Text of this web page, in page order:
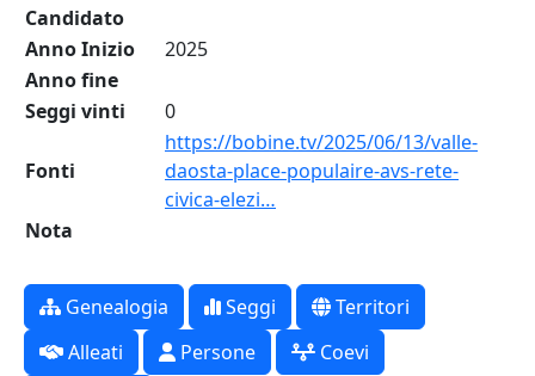
Candidato
Anno Inizio
2025
Anno fine
Seggi vinti
0
Fonti
https://bobine.tv/2025/06/13/valle-
daosta-place-populaire-avs-rete-
civica-elezi…
Nota
Genealogia Seggi
Territori
Alleati
Persone
Coevi